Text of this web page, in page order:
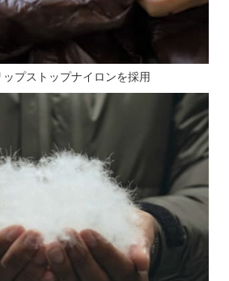
プストップナイロンを採用